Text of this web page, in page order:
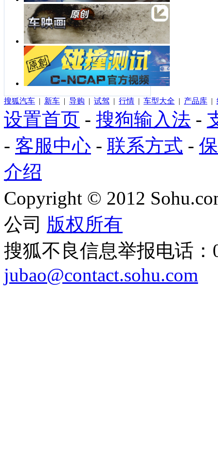
搜狐汽车 | 新车 | 导购 | 试驾 | 行情 | 车型大全 | 产品库 |
设置首页 - 搜狗输入法 -
- 客服中心 - 联系方式 -
介绍
Copyright © 2012
公司 版权所有
搜狐不良信息举报电话：
jubao@contact.sohu.com